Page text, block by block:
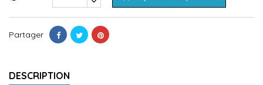
Partager
DESCRIPTION